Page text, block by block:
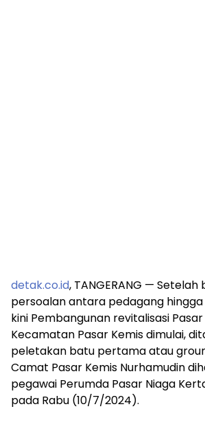
detak.co.id, TANGERANG —
persoalan antara pedagang
kini Pembangunan revitalisasi
Kecamatan Pasar Kemis dimulai,
peletakan batu pertama atau
Camat Pasar Kemis Nurhamudin
pegawai Perumda Pasar Niaga
pada Rabu (10/7/2024).